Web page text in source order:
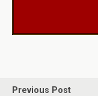
Previous Post